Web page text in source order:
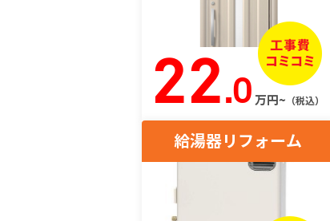
22.0 万円~ （税込）
給湯器リフォーム